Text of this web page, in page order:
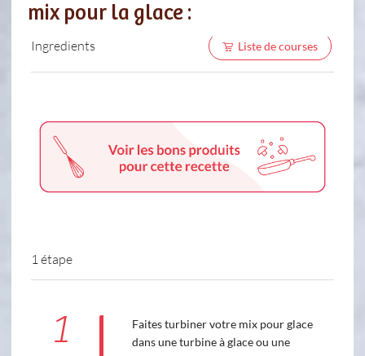
mix pour la glace :
Ingredients Liste de courses
1 étape
1
Faites turbiner votre mix pour glace
dans une turbine à glace ou une